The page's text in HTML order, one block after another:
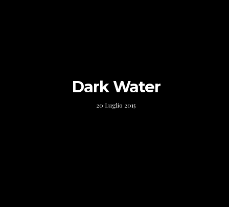
Dark Water
20 Luglio 2015